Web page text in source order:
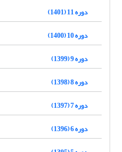
دوره 11 (1401)
دوره 10 (1400)
دوره 9 (1399)
دوره 8 (1398)
دوره 7 (1397)
دوره 6 (1396)